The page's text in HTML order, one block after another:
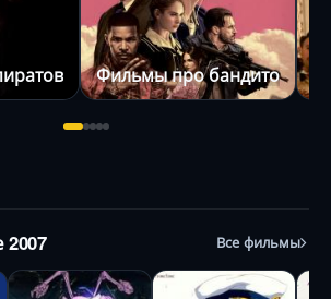
Фильмы про бандитов
Все фильмы